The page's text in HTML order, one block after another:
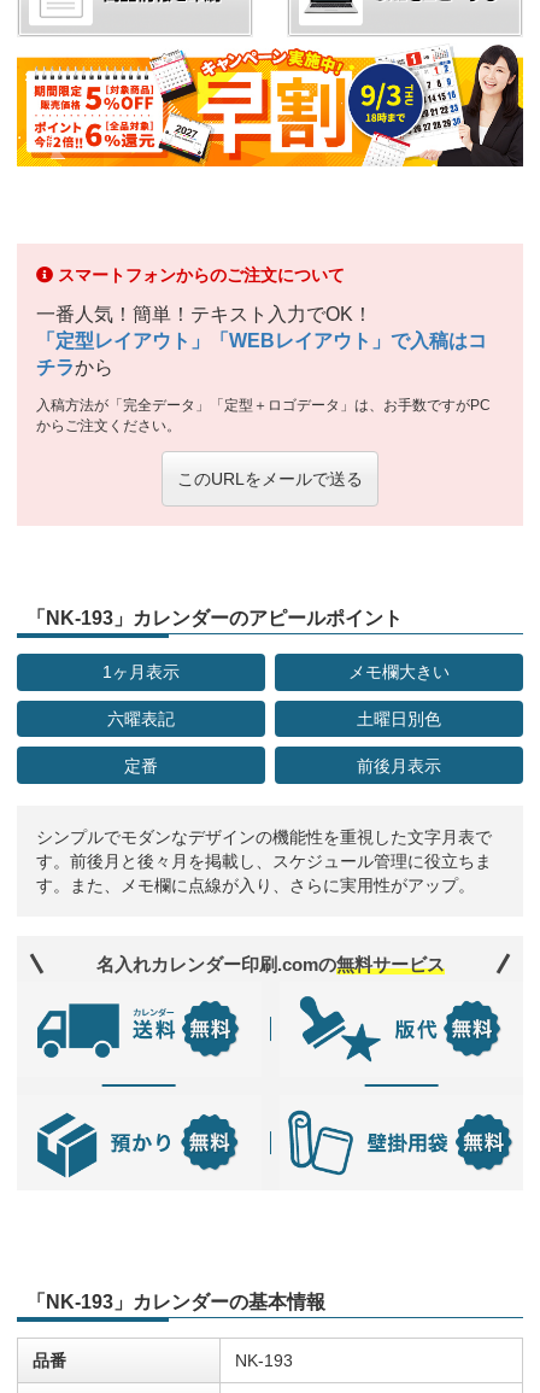
スマートフォンからのご注文について
一番人気！簡単！テキスト入力でOK！
「定型レイアウト」「WEBレイアウト」で入稿はコ
チラから
入稿方法が「完全データ」「定型＋ロゴデータ」は、お手数ですがPC
からご注文ください。
このURLをメールで送る
「NK-193」カレンダーのアピールポイント
1ヶ月表示 メモ欄大きい
六曜表記 土曜日別色
定番 前後月表示
シンプルでモダンなデザインの機能性を重視した文字月表で
す。前後月と後々月を掲載し、スケジュール管理に役立ちま
す。また、メモ欄に点線が入り、さらに実用性がアップ。
名入れカレンダー印刷.comの無料サービス
「NK-193」カレンダーの基本情報
品番 NK-193